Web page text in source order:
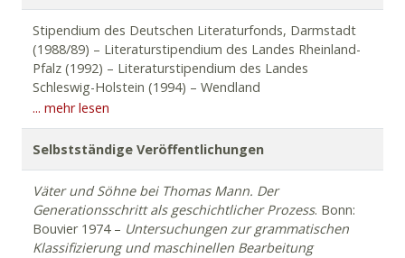
und ist seitdem als freier Schriftsteller tätig. Sein erster
RomanFehlstart-Trainingerschien 1978. Neben einer
Vielzahl unterschiedlicher Literaturstipendien trat er
1993/1994 die Poetikdozentur an der Universität Mainz
an. In den Jahren 1998 und 1999 führte er zwei
Lesereisen für das Goethe-Institut in Südpolen und in
der Erfurter Universität gastierte er als „Artist in
Residence“ im Wintersemester 2001/2002 und wurde
2002 als deutschsprachiger Vertreter zum „International
Writing Program“ der Universität von Iowa/USA
eingeladen. Für sein umfangreiches literarisches Werk
bekam er mehrere Auszeichnungen, wie zum Beispiel
Stipendium des Deutschen Literaturfonds, Darmstadt
(1988/89) – Literaturstipendium des Landes Rheinland-
Pfalz (1992) – Literaturstipendium des Landes
Schleswig-Holstein (1994) – Wendland
Literaturstipendium des Landes Niedersachsen (1995) –
„Kulturpreis Schlesien“ des Landes Niedersachsen (1997)
– Literaturpreis der Robert Bosch Stiftung Stuttgart
(1997) – Internationales Schriftsteller-Stipendium in
Krakau (1997/98) – Autorenresidenz Schwerte (1999) –
Preis der Enno und Christa Springmann-Stiftung (2003) –
Literaturpreis der mittelfränkischen Wirtschaft (2004) –
Von der Heydt-Kulturpreis der Stadt Wuppertal (2008) –
... mehr lesen
Selbstständige Veröffentlichungen
Väter und Söhne bei Thomas Mann. Der
Generationsschritt als geschichtlicher Prozess. Bonn:
Bouvier 1974 – Untersuchungen zur grammatischen
Klassifizierung und maschinellen Bearbeitung